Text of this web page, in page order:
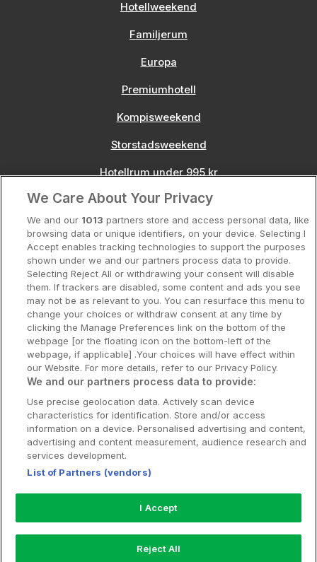
Hotellweekend
Familjerum
Europa
Premiumhotell
Kompisweekend
Storstadsweekend
Hotellrum under 995 kr
Spahotell
Sydsverige
Om Hotellpremien
Nya hotell
Stadsweekend
Booking Enquiries:info@hotellpremien.se
Hotellsupport:scandinavian@digibreaks.com
Hotellpremien.se av en del av Coop
Sverige. Coop Sverige 171 88 Solna,
Telefon: 010-742 00 00, Org.nr: 556710-
Läs mer om Coops Partnererbjudande:
www.coop.se/medlem/partnererbjudande
We Care About Your Privacy
We and our 1013 partners store and access personal data, like
browsing data or unique identifiers, on your device. Selecting I
Accept enables tracking technologies to support the purposes
shown under we and our partners process data to provide.
Selecting Reject All or withdrawing your consent will disable
them. If trackers are disabled, some content and ads you see
may not be as relevant to you. You can resurface this menu to
change your choices or withdraw consent at any time by
clicking the Manage Preferences link on the bottom of the
webpage [or the floating icon on the bottom-left of the
webpage, if applicable] .Your choices will have effect within
our Website. For more details, refer to our Privacy Policy.
We and our partners process data to provide:
Use precise geolocation data. Actively scan device
characteristics for identification. Store and/or access
information on a device. Personalised advertising and content,
advertising and content measurement, audience research and
services development.
List of Partners (vendors)
I Accept
Reject All